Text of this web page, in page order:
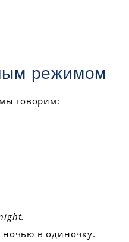
режимом
говорим:
ночью в одиночку.